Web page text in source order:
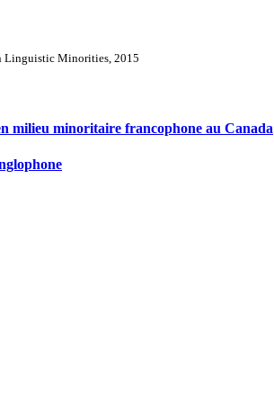
Linguistic Minorities, 2015
milieu minoritaire francophone au Canada